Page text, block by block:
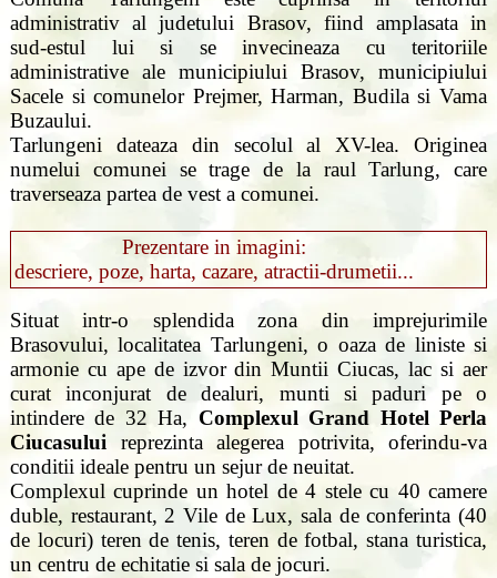
administrativ al judetului Brasov, fiind amplasata in
sud-estul lui si se invecineaza cu teritoriile
administrative ale municipiului Brasov, municipiului
Sacele si comunelor Prejmer, Harman, Budila si Vama
Buzaului.
Tarlungeni dateaza din secolul al XV-lea. Originea
numelui comunei se trage de la raul Tarlung, care
traverseaza partea de vest a comunei.
Prezentare in imagini:
descriere, poze, harta, cazare, atractii-drumetii...
Situat intr-o splendida zona din imprejurimile
Brasovului, localitatea Tarlungeni, o oaza de liniste si
armonie cu ape de izvor din Muntii Ciucas, lac si aer
curat inconjurat de dealuri, munti si paduri pe o
intindere de 32 Ha, Complexul Grand Hotel Perla
Ciucasului reprezinta alegerea potrivita, oferindu-va
conditii ideale pentru un sejur de neuitat.
Complexul cuprinde un hotel de 4 stele cu 40 camere
duble, restaurant, 2 Vile de Lux, sala de conferinta (40
de locuri) teren de tenis, teren de fotbal, stana turistica,
un centru de echitatie si sala de jocuri.